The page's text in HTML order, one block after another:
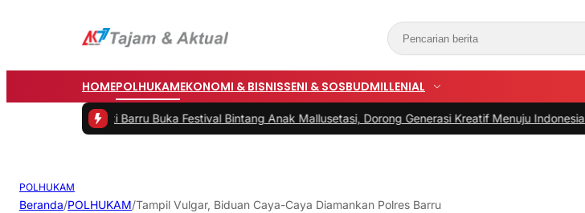
HOMEPOLHUKAMEKONOMI & BISNISSENI & SOSBUDMILLENIAL
Bupati Barru Buka Festival Bintang Anak Mallusetasi, Dorong Generasi Kreatif Menuju Indonesia Emas 2045
POLHUKAM
Beranda/POLHUKAM/Tampil Vulgar, Biduan Caya-Caya Diamankan Polres Barru